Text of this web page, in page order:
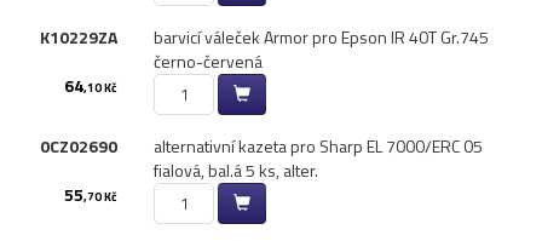
K10229ZA
barvicí váleček Armor pro Epson IR 40T Gr.​745
černo-červená
64,10 Kč
0CZ02690
alternativní kazeta pro Sharp EL 7000/​ERC 05
fialová,​ bal.​á 5 ks,​ alter.​
55,70 Kč